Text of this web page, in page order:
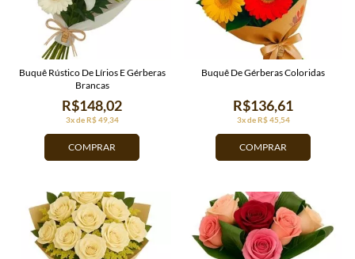
COMPRAR
3x de R$ 49,34
R$148,02
Buquê Rústico De Lírios E Gérberas
Brancas
COMPRAR
3x de R$ 45,54
R$136,61
Buquê De Gérberas Coloridas